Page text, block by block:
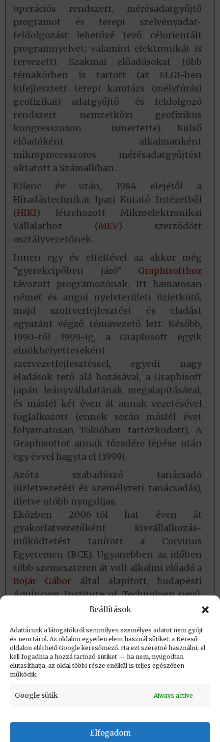
Beállítások
Adattárunk a látogatókról semmilyen személyes adatot nem gyűjt
és nem tárol. Az oldalon egyetlen elem használ sütiket: a Kereső
oldalon elérhető Google keresőmező. Ha ezt szeretné használni, el
kell fogadnia a hozzá tartozó sütiket — ha nem, nyugodtan
elutasíthatja, az oldal többi része enélkül is teljes egészében
működik.
Google sütik Always active
Elfogadom
operációs rendszert, mérésadatgyűjtő
programot és terepi szelvényadat-
feldolgozást lehetővé tevő célorientált
programnyelvet; valamint elektronikát is
tervezett). Szakmai előadásokat több
témakörben is tartott (az ELGI-ben
kifejlesztett terepi karotázs (mélyfúrási
geofizikai) adatgyűjtő- és feldolgozó
rendszert nemzetközi geofizikus
kongresszuson ismertette). Külső
előadóként alkalmanként
mikroprocesszoros mérésadatgyűjtést
oktatott a Számalkban.
Kilenc év után, 1984 elejétől a
Híradástechnikai Ipari Kutató Intézetből
(HIKI) létrehozott Mikroelektronikai
Vállalathoz (MEV) szerződött
osztályvezetőnek.
Innen egy év elteltével az akkor még
“gyerekcipőben járó” Graphisofthoz
távozott programozónak. Itt hamarosan
német és angol nyelvterületi üzletkötő,
majd szoftverfejlesztést és eladást
egyaránt végző témavezető lett. Később,
1990-től 1999-ig, a Graphisoft egyik
elnökhelyetteseként
szervezetfejlesztéssel, egyedi nagy
eladások tető alá hozásával, a Graphisoft
japán leányvállalatának megalapításával,
és másfél-két éven át annak vezetésével
foglalkozott (ennek során másfél évet
folyamatosan Tokióban tartózkodott). A
Graphisoftot annak tőzsdére lépése után
egy évvel hagyta el (1999).
Azóta szabadúszó tanácsadó
(üzletvezetési és személyzeti tanácsadás),
illetve utóbb nyugdíjas.
Eközben 2006-tól hat éven át
gyakorlatvezetőként kisvállalkozás-
működtetést tanított a Corvinus
Egyetemen (BCE). Ugyanebben az időben
több szemeszteren át volt alkalmi előadó a
Bojár Gábor által alapított, budapesti
Aquincum Institute of Technology nevű,
angol nyelvű oktatási intézménynél – az
Létrehozva: 2025.10.06. 18:35
Utolsó módosítás: 2025.10.19. 15:52
Impresszum